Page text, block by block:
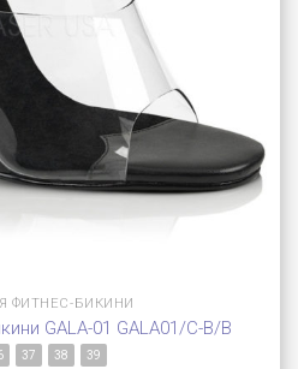
ФИТНЕС-БИКИНИ
GALA-01 GALA01/C-B/B
37 38 39